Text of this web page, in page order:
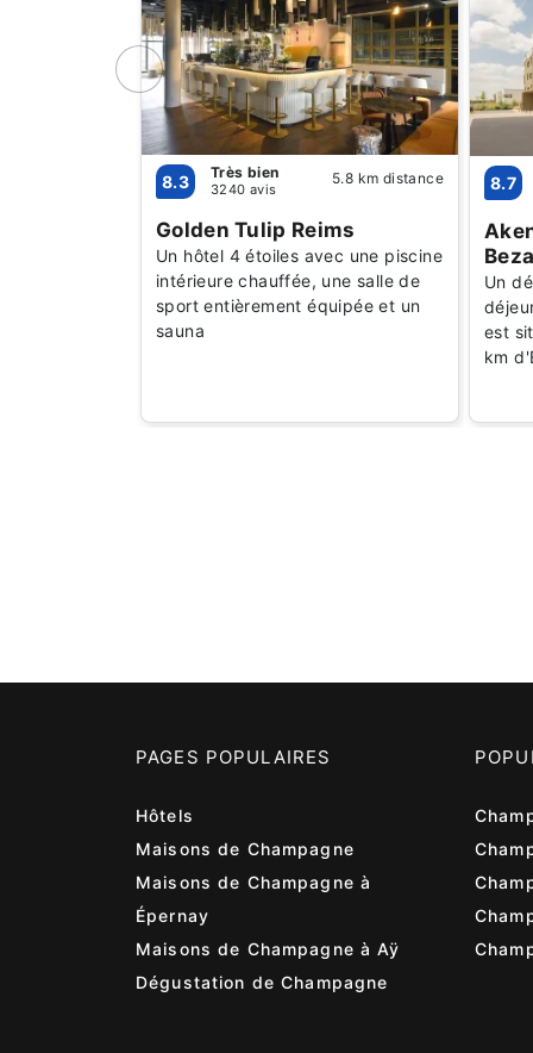
8.3 Très bien
3240 avis
5.8 km distance
Golden Tulip Reims
Un hôtel 4 étoiles avec une piscine
intérieure chauffée, une salle de
sport entièrement équipée et un
sauna
8.7
Un
est
km
PAGES POPULAIRES
Hôtels
Maisons de Champagne
Maisons de Champagne à
Épernay
Maisons de Champagne à Aÿ
Dégustation de Champagne